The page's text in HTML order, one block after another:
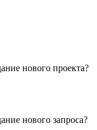
нового проекта?
нового запроса?